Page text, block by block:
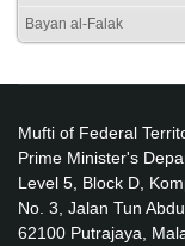
Bayan al-Falak
Mufti of Federal
Prime Minister's
Level 5, Block D,
No. 3, Jalan Tun
62100 Putrajaya,